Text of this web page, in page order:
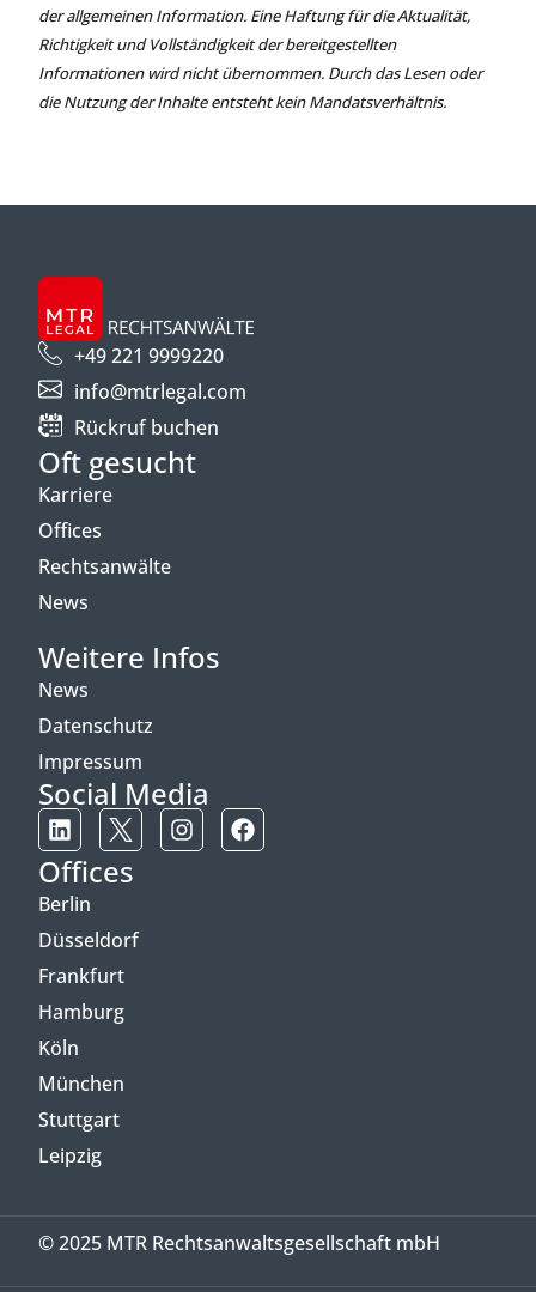
der allgemeinen Information. Eine Haftung für die Aktualität,
Richtigkeit und Vollständigkeit der bereitgestellten
Informationen wird nicht übernommen. Durch das Lesen oder
die Nutzung der Inhalte entsteht kein Mandatsverhältnis.
+49 221 9999220
info@mtrlegal.com
Rückruf buchen
Oft gesucht
Karriere
Offices
Rechtsanwälte
News
Weitere Infos
News
Datenschutz
Impressum
Social Media
Offices
Berlin
Düsseldorf
Frankfurt
Hamburg
Köln
München
Stuttgart
Leipzig
© 2025 MTR Rechtsanwaltsgesellschaft mbH